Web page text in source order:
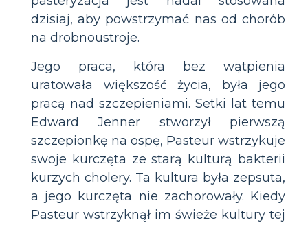
dzisiaj, aby powstrzymać nas od chorób
na drobnoustroje.
Jego praca, która bez wątpienia
uratowała większość życia, była jego
pracą nad szczepieniami. Setki lat temu
Edward Jenner stworzył pierwszą
szczepionkę na ospę, Pasteur wstrzykuje
swoje kurczęta ze starą kulturą bakterii
kurzych cholery. Ta kultura była zepsuta,
a jego kurczęta nie zachorowały. Kiedy
Pasteur wstrzyknął im świeże kultury tej